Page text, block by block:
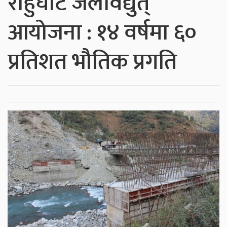
आयोजना : १४ वर्षमा ६०
प्रतिशत भौतिक प्रगति